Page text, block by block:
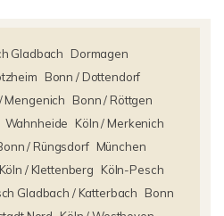
Gladbach
Dormagen
Bonn / Dottendorf
Mengenich
Bonn / Röttgen
Wahnheide
Köln / Merkenich
/ Rüngsdorf München
Köln / Klettenberg
Köln-Pesch
Gladbach / Katterbach
Bonn